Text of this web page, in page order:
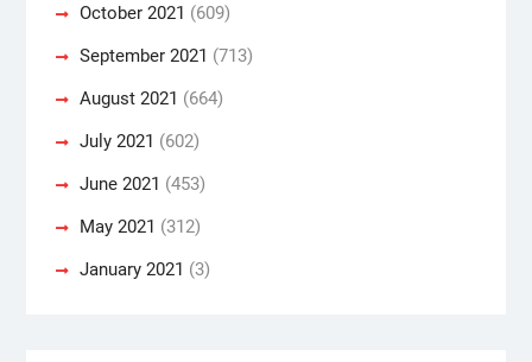
October 2021 (609)
September 2021 (713)
August 2021 (664)
July 2021 (602)
June 2021 (453)
May 2021 (312)
January 2021 (3)